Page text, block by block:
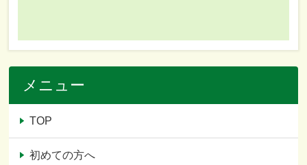
メニュー
TOP
初めての方へ